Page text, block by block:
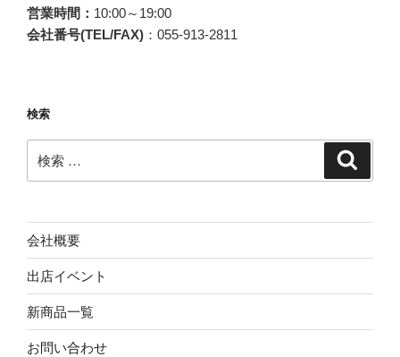
営業時間： 10:00～19:00
会社番号(TEL/FAX) ：055-913-2811
検索
索:
会社概要
出店イベント
新商品一覧
お問い合わせ